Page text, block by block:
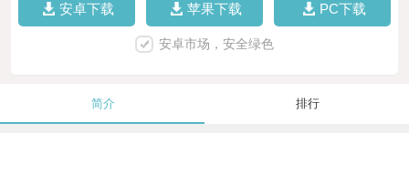
安卓下载 苹果下载 PC下载
安卓市场，安全绿色
简介 排行